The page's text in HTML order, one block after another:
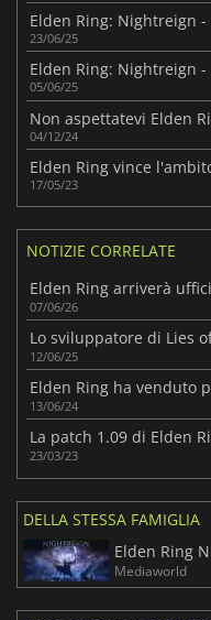
23/06/25
05/06/25
Non aspettatevi Elden
04/12/24
Elden Ring vince
17/05/23
NOTIZIE CORRELATE
07/06/26
12/06/25
13/06/24
La patch 1.09 di Elden
23/03/23
DELLA STESSA FAMIGLIA
Elden Ring
Mediaworld